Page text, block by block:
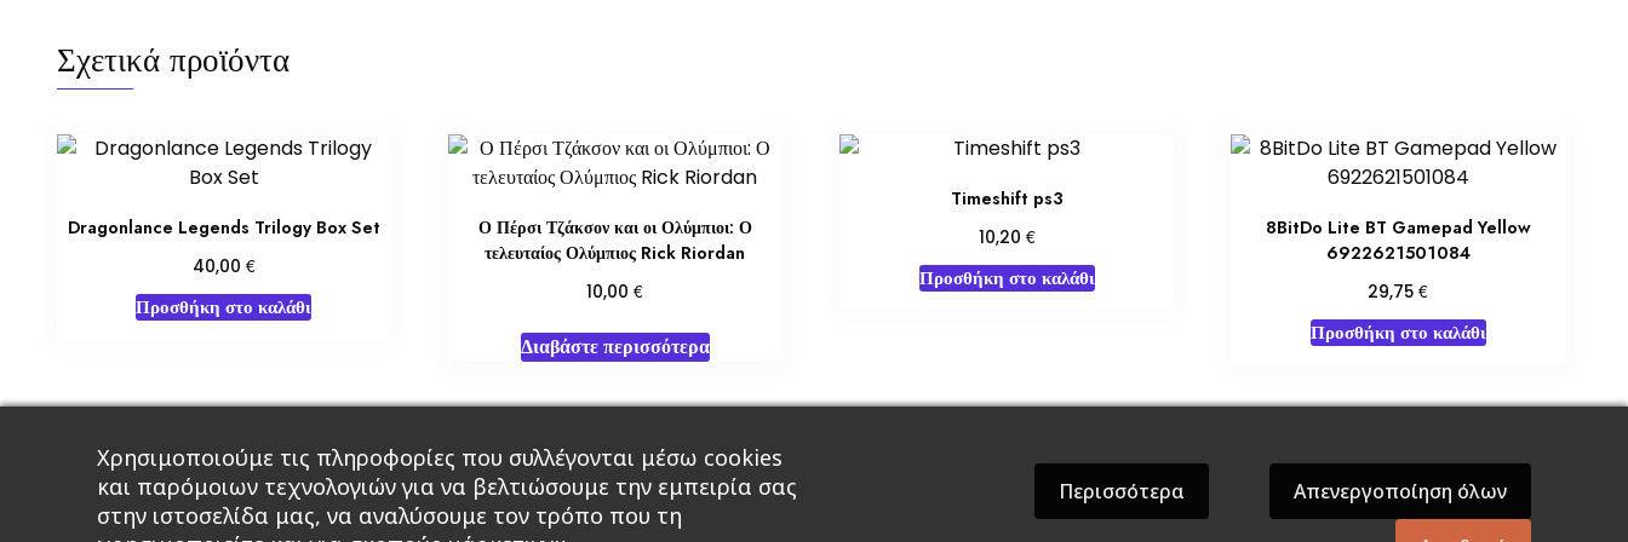
Σχετικά προϊόντα
Dragonlance Legends Trilogy Box Set
40,00 €
Προσθήκη στο καλάθι
Ο Πέρσι Τζάκσον και οι Ολύμπιοι: Ο
τελευταίος Ολύμπιος Rick Riordan
10,00€
Διαβάστε περισσότερα
Timeshift ps3
10,20 €
Προσθήκη στο καλάθι
8BitDo Lite BT Gamepad Yellow
6922621501084
29,75€
Προσθήκη στο καλάθι
Κεντρική Βιβλία Comics Αξεσουάρ & Δώρα Roleplaying Games Εκδόσεις Βάρδος Gift Boxes Σε Προσφορά
Χρησιμοποιούμε τις πληροφορίες που συλλέγονται μέσω cookies
και παρόμοιων τεχνολογιών για να βελτιώσουμε την εμπειρία σας
στην ιστοσελίδα μας, να αναλύσουμε τον τρόπο που τη
Περισσότερα Απενεργοποίηση όλων